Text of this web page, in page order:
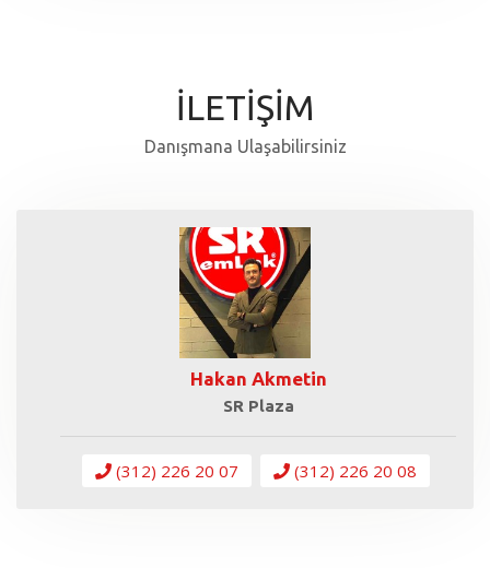
İLETİŞİM
Danışmana Ulaşabilirsiniz
Hakan Akmetin
SR Plaza
(312) 226 20 07 (312) 226 20 08